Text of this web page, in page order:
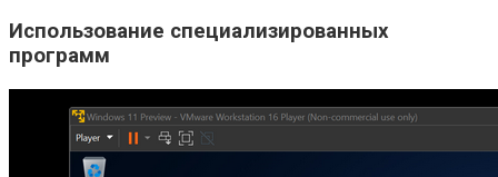
Использование специализированных
программ